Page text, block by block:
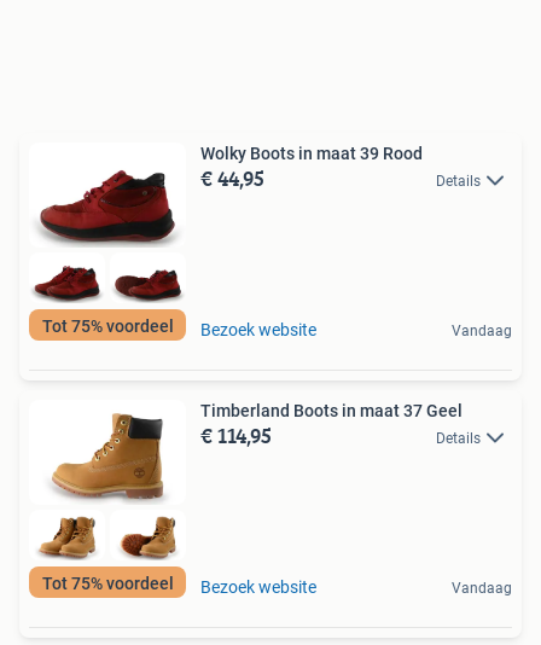
Tot 75% voordeel
Wolky Boots in maat 39 Rood
€ 44,95 Details
Bezoek website Vandaag
Tot 75% voordeel
Timberland Boots in maat 37 Geel
€ 114,95 Details
Bezoek website Vandaag